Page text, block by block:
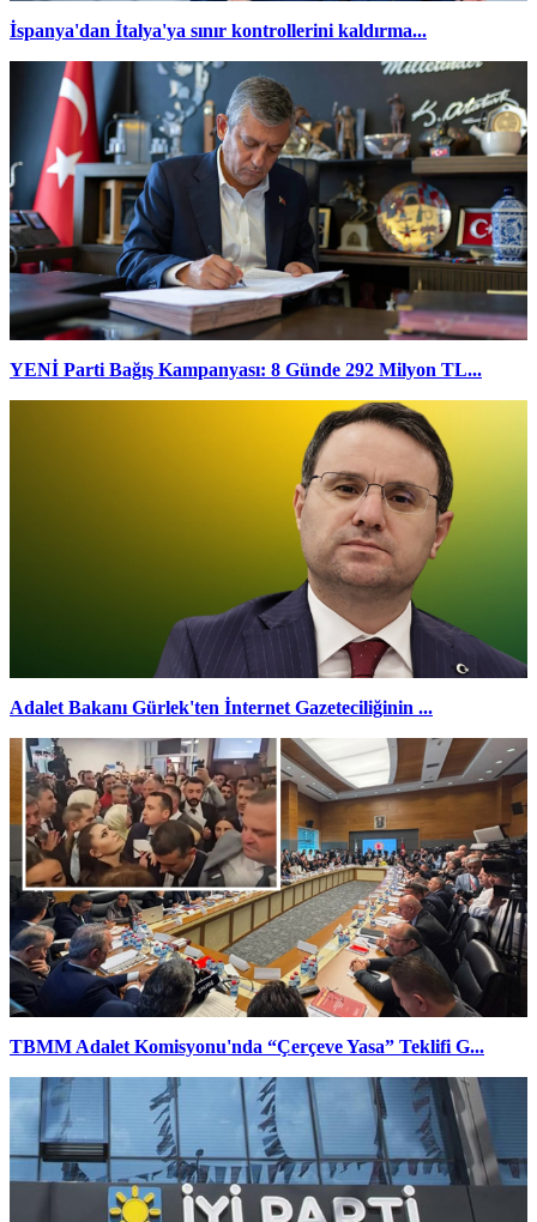
İspanya'dan İtalya'ya sınır kontrollerini kaldırma...
YENİ Parti Bağış Kampanyası: 8 Günde 292 Milyon TL...
Adalet Bakanı Gürlek'ten İnternet Gazeteciliğinin ...
TBMM Adalet Komisyonu'nda “Çerçeve Yasa” Teklifi G...